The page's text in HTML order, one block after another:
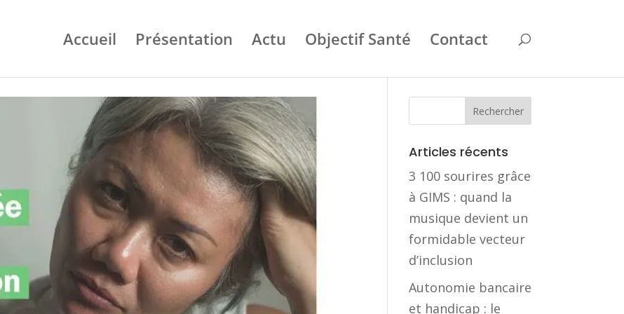
Accueil Présentation Actu Objectif Santé Contact
Articles récents
3 100 sourires grâce
à GIMS : quand la
musique devient un
formidable vecteur
d’inclusion
Autonomie bancaire
et handicap : le